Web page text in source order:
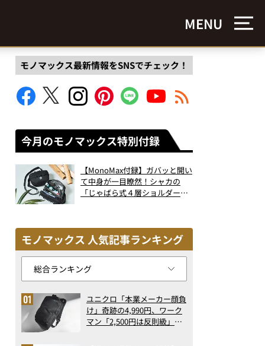
MENU
モノマックス最新情報をSNSでチェック！
今月のモノマックス特別付録
【MonoMax付録】ガバッと開い
て中身が一目瞭然！シャカの
「じゃばら式４層ショルダーバ
モノマックス 人気記事ランキング
ユニクロ「本業メーカー顔負
け」奇跡の4,990円、ワーク
マン「2,500円は反則級」凄